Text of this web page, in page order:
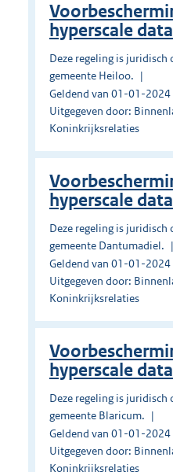
hyperscale
Deze regeling is juridisch
gemeente Heiloo.
Geldend van 01-01-
Uitgegeven door:
Koninkrijksrelaties
hyperscale
Deze regeling is juridisch
gemeente Dantumadiel.
Geldend van 01-01-
Uitgegeven door:
Koninkrijksrelaties
hyperscale
Deze regeling is juridisch
gemeente Blaricum.
Geldend van 01-01-
Uitgegeven door:
Koninkrijksrelaties